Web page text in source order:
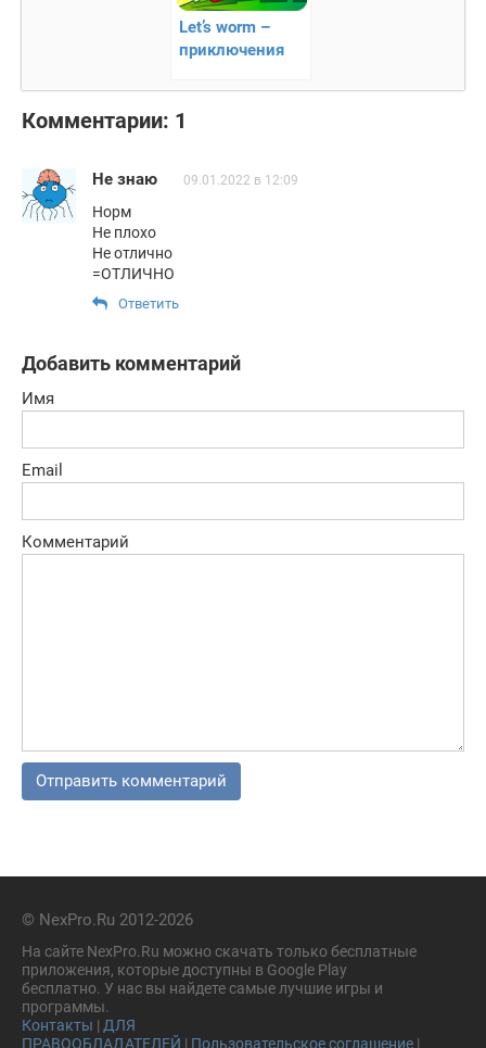
Let’s worm –
приключения
червя
Комментарии: 1
Не знаю 09.01.2022 в 12:09
Норм
Не плохо
Не отлично
=ОТЛИЧНО
Ответить
Добавить комментарий
Имя
Email
Комментарий
© NexPro.Ru 2012-2026
На сайте NexPro.Ru можно скачать только бесплатные
приложения, которые доступны в Google Play
бесплатно. У нас вы найдете самые лучшие игры и
программы.
Контакты | ДЛЯ
ПРАВООБЛАДАТЕЛЕЙ | Пользовательское соглашение |